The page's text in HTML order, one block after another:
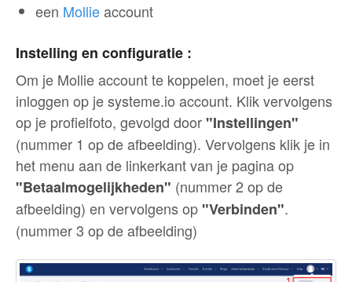
een Mollieaccount
Instelling en configuratie :
Om je Mollie account te koppelen, moet je eerst
inloggen op je systeme.io account. Klik vervolgens
op je profielfoto, gevolgd door "Instellingen"
(nummer 1 op de afbeelding). Vervolgens klik je in
het menu aan de linkerkant van je pagina op
"Betaalmogelijkheden" (nummer 2 op de
afbeelding) en vervolgens op "Verbinden".
(nummer 3 op de afbeelding)